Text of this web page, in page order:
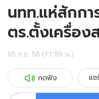
นทท.แห่สักกา
ตร.ตั้งเครื่อง
05 ก.ย. 58 (11:59 น.)
กดฟัง แช